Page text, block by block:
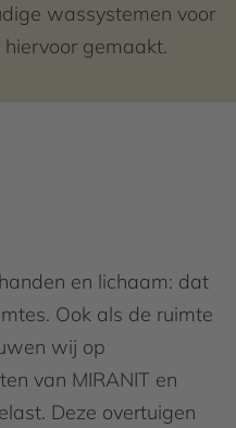
wassystemen voor
gemaakt.
en lichaam: dat
Ook als de ruimte
wij op
van MIRANIT en
Deze overtuigen